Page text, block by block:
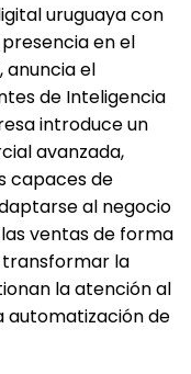
uruguaya con
en el
anuncia el
de Inteligencia
introduce un
avanzada,
capaces de
al negocio
ventas de forma
transformar la
la atención al
automatización de